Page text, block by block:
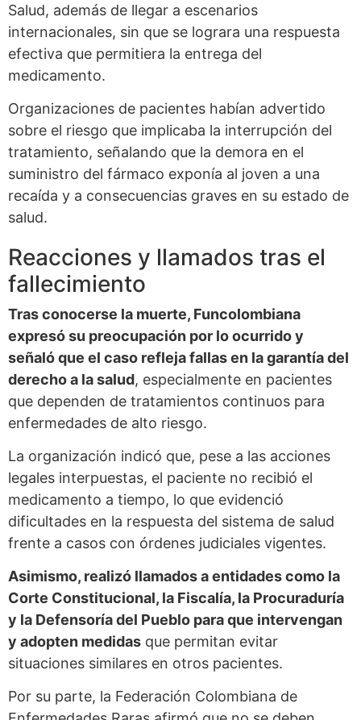
Salud, además de llegar a escenarios
internacionales, sin que se lograra una respuesta
efectiva que permitiera la entrega del
medicamento.
Organizaciones de pacientes habían advertido
sobre el riesgo que implicaba la interrupción del
tratamiento, señalando que la demora en el
suministro del fármaco exponía al joven a una
recaída y a consecuencias graves en su estado de
salud.
Reacciones y llamados tras el
fallecimiento
Tras conocerse la muerte, Funcolombiana
expresó su preocupación por lo ocurrido y
señaló que el caso refleja fallas en la garantía del
derecho a la salud, especialmente en pacientes
que dependen de tratamientos continuos para
enfermedades de alto riesgo.
La organización indicó que, pese a las acciones
legales interpuestas, el paciente no recibió el
medicamento a tiempo, lo que evidenció
dificultades en la respuesta del sistema de salud
frente a casos con órdenes judiciales vigentes.
Asimismo, realizó llamados a entidades como la
Corte Constitucional, la Fiscalía, la Procuraduría
y la Defensoría del Pueblo para que intervengan
y adopten medidas que permitan evitar
situaciones similares en otros pacientes.
Por su parte, la Federación Colombiana de